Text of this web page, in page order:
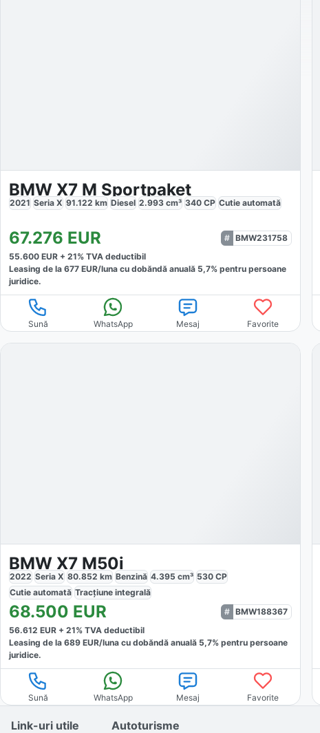
BMW X7 M Sportpaket
2021 Seria X 91.122 km Diesel 2.993 cm³ 340 CP Cutie automată
67.276 EUR
BMW231758
55.600 EUR + 21% TVA deductibil
Leasing de la 677 EUR/luna cu dobăndă anuală 5,7% pentru persoane
juridice.
Sună WhatsApp Mesaj Favorite
BMW X7 M50i
2022 Seria X 80.852 km Benzină 4.395 cm³ 530 CP
Cutie automată Tracțiune integrală
68.500 EUR
BMW188367
56.612 EUR + 21% TVA deductibil
Leasing de la 689 EUR/luna cu dobăndă anuală 5,7% pentru persoane
juridice.
Sună WhatsApp Mesaj Favorite
Link-uri utile Autoturisme